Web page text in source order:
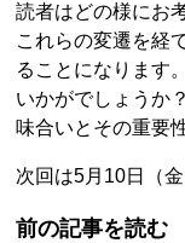
読者はどの様にお
これらの変遷を経
ることになります。
いかがでしょうか
味合いとその重要
次回は5月10日（
前の記事を読む